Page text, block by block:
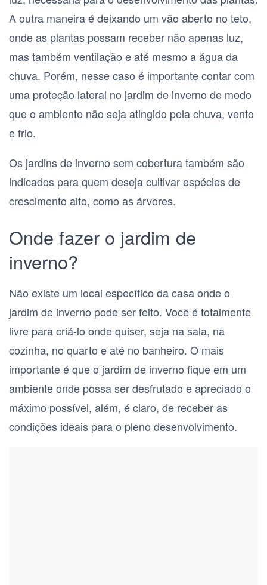
A outra maneira é deixando um vão aberto no teto,
onde as plantas possam receber não apenas luz,
mas também ventilação e até mesmo a água da
chuva. Porém, nesse caso é importante contar com
uma proteção lateral no jardim de inverno de modo
que o ambiente não seja atingido pela chuva, vento
e frio.
Os jardins de inverno sem cobertura também são
indicados para quem deseja cultivar espécies de
crescimento alto, como as árvores.
Onde fazer o jardim de
inverno?
Não existe um local específico da casa onde o
jardim de inverno pode ser feito. Você é totalmente
livre para criá-lo onde quiser, seja na sala, na
cozinha, no quarto e até no banheiro. O mais
importante é que o jardim de inverno fique em um
ambiente onde possa ser desfrutado e apreciado o
máximo possível, além, é claro, de receber as
condições ideais para o pleno desenvolvimento.